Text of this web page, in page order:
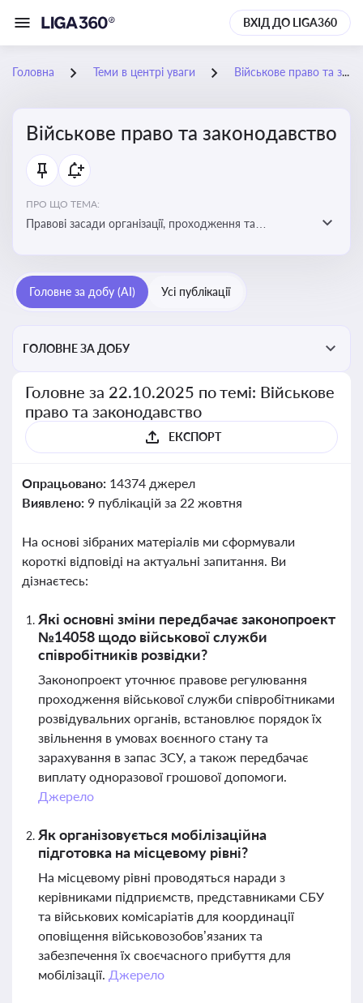
ВХІД ДО LIGA360
Головна Теми в центрі уваги Військове право та законодавство
Військове право та законодавство
ПРО ЩО ТЕМА:
Правові засади організації, проходження та
військовослужбовців у воєнний час
Головне за добу (AI) Усі публікації
ГОЛОВНЕ ЗА ДОБУ
Головне за 22.10.2025 по темі: Військове
право та законодавство
ЕКСПОРТ
Опрацьовано: 14374 джерел
Виявлено: 9 публікацій за 22 жовтня
На основі зібраних матеріалів ми сформували
короткі відповіді на актуальні запитання. Ви
дізнаєтесь:
Які основні зміни передбачає законопроект
№14058 щодо військової служби
співробітників розвідки?
Законопроект уточнює правове регулювання
проходження військової служби співробітниками
розвідувальних органів, встановлює порядок їх
звільнення в умовах воєнного стану та
зарахування в запас ЗСУ, а також передбачає
виплату одноразової грошової допомоги.
Джерело
Як організовується мобілізаційна
підготовка на місцевому рівні?
На місцевому рівні проводяться наради з
керівниками підприємств, представниками СБУ
та військових комісаріатів для координації
оповіщення військовозобов’язаних та
забезпечення їх своєчасного прибуття для
мобілізації. Джерело